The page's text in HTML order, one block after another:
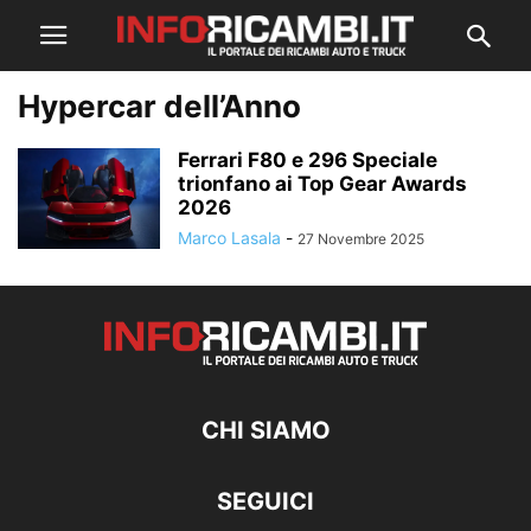
Hypercar dell’Anno
Ferrari F80 e 296 Speciale
trionfano ai Top Gear Awards
2026
Marco Lasala - 27 Novembre 2025
CHI SIAMO
SEGUICI